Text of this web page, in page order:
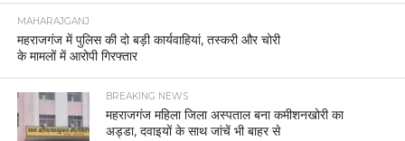
MAHARAJGANJ
महराजगंज में पुलिस की दो बड़ी कार्यवाहियां, तस्करी और चोरी
के मामलों में आरोपी गिरफ्तार
BREAKING NEWS
महराजगंज महिला जिला अस्पताल बना कमीशनखोरी का
अड्डा, दवाइयों के साथ जांचें भी बाहर से